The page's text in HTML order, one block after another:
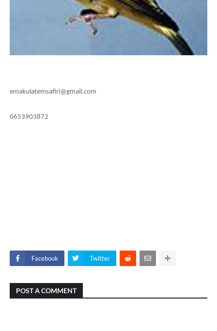
emakulatemsafiri@gmail.com
0653903872
Facebook Twitter
POST A COMMENT